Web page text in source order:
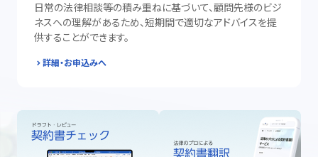
日常の法律相談等の積み重ねに基づいて、顧問先様のビジ
ネスへの理解があるため、短期間で適切なアドバイスを提
供することができます。
詳細・お申込みへ